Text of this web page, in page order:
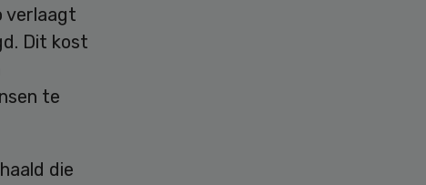
verlaagt
Dit kost
te
die